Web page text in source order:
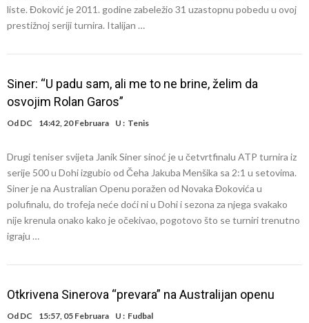
liste. Đoković je 2011. godine zabeležio 31 uzastopnu pobedu u ovoj
prestižnoj seriji turnira. Italijan …
Siner: “U padu sam, ali me to ne brine, želim da
osvojim Rolan Garos”
Od DC 14:42, 20 Februara U : Tenis
Drugi teniser svijeta Janik Siner sinoć je u četvrtfinalu ATP turnira iz
serije 500 u Dohi izgubio od Čeha Jakuba Menšika sa 2:1 u setovima.
Siner je na Australian Openu poražen od Novaka Đokovića u
polufinalu, do trofeja neće doći ni u Dohi i sezona za njega svakako
nije krenula onako kako je očekivao, pogotovo što se turniri trenutno
igraju …
Otkrivena Sinerova “prevara” na Australijan openu
Od DC 15:57, 05 Februara U : Fudbal